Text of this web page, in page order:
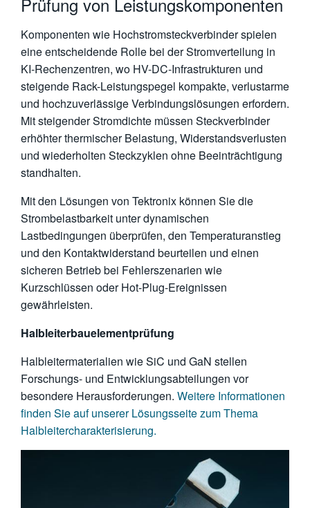
Komponenten wie Hochstromsteckverbinder spielen
eine entscheidende Rolle bei der Stromverteilung in
KI-Rechenzentren, wo HV-DC-Infrastrukturen und
steigende Rack-Leistungspegel kompakte, verlustarme
und hochzuverlässige Verbindungslösungen erfordern.
Mit steigender Stromdichte müssen Steckverbinder
erhöhter thermischer Belastung, Widerstandsverlusten
und wiederholten Steckzyklen ohne Beeinträchtigung
standhalten.
Mit den Lösungen von Tektronix können Sie die
Strombelastbarkeit unter dynamischen
Lastbedingungen überprüfen, den Temperaturanstieg
und den Kontaktwiderstand beurteilen und einen
sicheren Betrieb bei Fehlerszenarien wie
Kurzschlüssen oder Hot-Plug-Ereignissen
gewährleisten.
Halbleiterbauelementprüfung
Halbleitermaterialien wie SiC und GaN stellen
Forschungs- und Entwicklungsabteilungen vor
besondere Herausforderungen. Weitere Informationen
finden Sie auf unserer Lösungsseite zum Thema
Halbleitercharakterisierung.